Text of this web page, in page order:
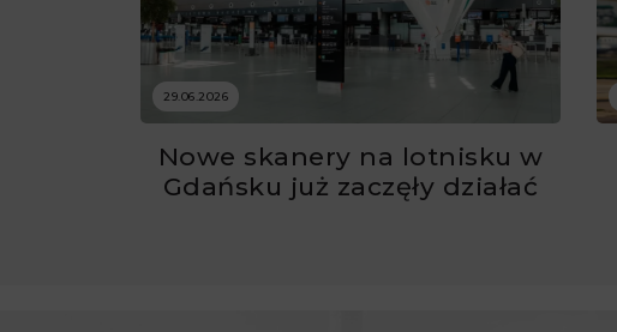
29.06.2026
Nowe skanery na lotnisku w
Gdańsku już zaczęły działać